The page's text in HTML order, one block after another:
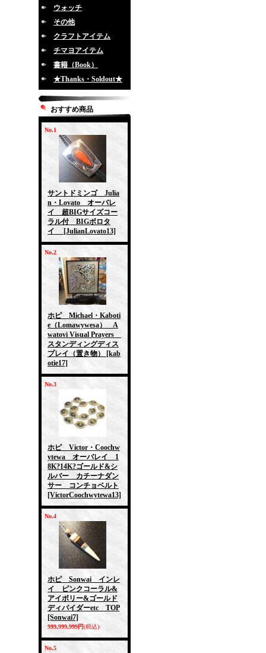
ウォッチ
その他
クラフトアイテム
チマヨアイテム
書籍（Book）
★Thanks・Soldout★
おすすめ商品
No.1
サントドミンゴ Julia
n・Lovato オーバレ
イ 超BIGサイズコー
ラル付 BIGボロタ
イ
[JulianLovato13]
No.2
ホピ Michael・Kaboti
e（Lomawywesa） A
watovi Visual Prayers
スタンディングディス
プレイ（置き物）
[kab
otie17]
No.3
ホピ Victor・Coochw
ytewa オーバレイ 1
8K?14K?ゴールド&シ
ルバー カチーナダン
サー コンチョベルト
[VictorCoochwytewa13]
No.4
ホピ Sonwai インレ
イ ピンクコーラル&
アイボリー&ゴールド
ディバイダーetc TOP
[Sonwai7]
999,999,999円(税込)
No.5